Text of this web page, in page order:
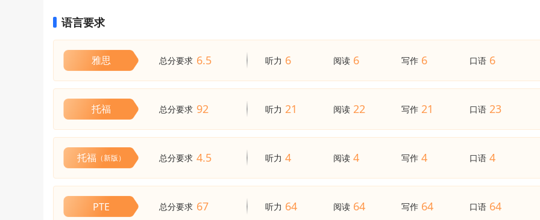
语言要求
雅思 总分要求 6.5 听力 6 阅读 6 写作 6 口语 6
托福 总分要求 92 听力 21 阅读 22 写作 21 口语 23
托福（新版） 总分要求 4.5 听力 4 阅读 4 写作 4 口语 4
PTE 总分要求 67 听力 64 阅读 64 写作 64 口语 64